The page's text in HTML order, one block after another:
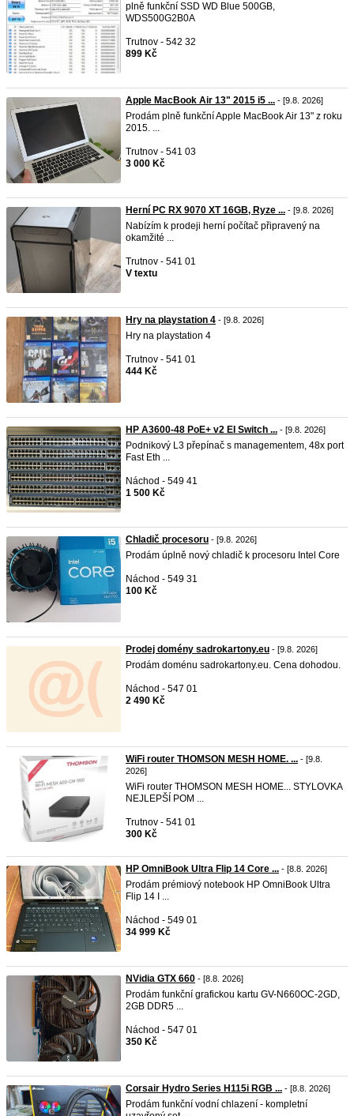
plně funkční SSD WD Blue 500GB,
WDS500G2B0A
Trutnov - 542 32
899 Kč
Apple MacBook Air 13" 2015 i5 ... - [9.8. 2026]
Prodám plně funkční Apple MacBook Air 13" z roku
2015. ...
Trutnov - 541 03
3 000 Kč
Herní PC RX 9070 XT 16GB, Ryze ... - [9.8. 2026]
​Nabízím k prodeji herní počítač připravený na
okamžité ...
Trutnov - 541 01
V textu
Hry na playstation 4 - [9.8. 2026]
Hry na playstation 4
Trutnov - 541 01
444 Kč
HP A3600-48 PoE+ v2 EI Switch ... - [9.8. 2026]
Podnikový L3 přepínač s managementem, 48x port
Fast Eth ...
Náchod - 549 41
1 500 Kč
Chladič procesoru - [9.8. 2026]
Prodám úplně nový chladič k procesoru Intel Core
Náchod - 549 31
100 Kč
Prodej domény sadrokartony.eu - [9.8. 2026]
Prodám doménu sadrokartony.eu. Cena dohodou.
Náchod - 547 01
2 490 Kč
WiFi router THOMSON MESH HOME. ... - [9.8.
2026]
WiFi router THOMSON MESH HOME... STYLOVKA
NEJLEPŠÍ POM ...
Trutnov - 541 01
300 Kč
HP OmniBook Ultra Flip 14 Core ... - [8.8. 2026]
Prodám prémiový notebook HP OmniBook Ultra
Flip 14 I ...
Náchod - 549 01
34 999 Kč
NVidia GTX 660 - [8.8. 2026]
Prodám funkční grafickou kartu GV-N660OC-2GD,
2GB DDR5 ...
Náchod - 547 01
350 Kč
Corsair Hydro Series H115i RGB ... - [8.8. 2026]
Prodám funkční vodní chlazení - kompletní